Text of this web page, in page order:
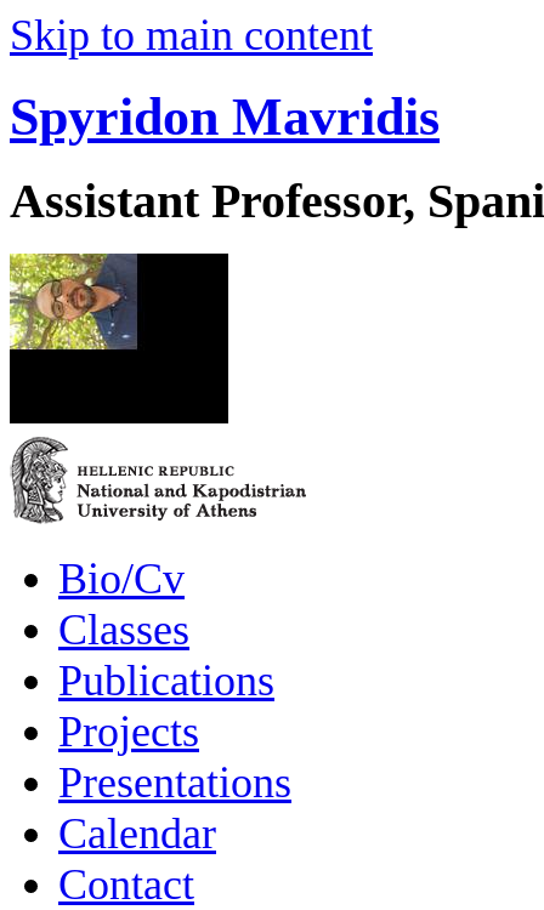
Skip to main content
Spyridon Mavridis
Assistant Professor,
Bio/Cv
Classes
Publications
Projects
Presentations
Calendar
Contact